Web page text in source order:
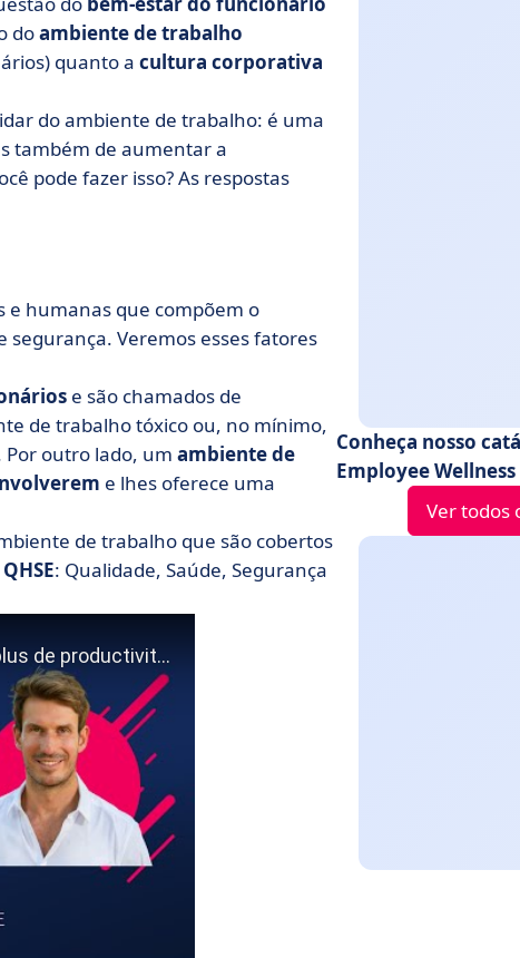
seus funcionários?
ideal?
dos funcionários
doambiente de trabalho
quanto a cultura corporativa
do ambiente de trabalho: é uma
também de aumentar a
pode fazer isso? As respostas
e humanas que compõem o
segurança. Veremos esses fatores
e são chamados de
de trabalho tóxico ou, no mínimo,
outro lado, um ambiente de
e lhes oferece uma
de trabalho que são cobertos
QHSE: Qualidade, Saúde, Segurança
Conheça nosso
Employee Wellness
Ver todos